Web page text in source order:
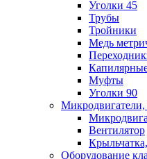
Уголки 45
Трубы
Тройники
Медь
Муфты
Уголки 90
Вентилятор
Оборудование